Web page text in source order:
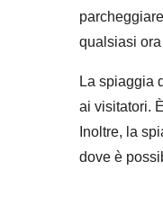
qualsiasi
La spiaggia
ai visitatori.
Inoltre, la
dove è